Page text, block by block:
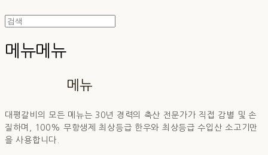
메뉴메뉴
메뉴
대평갈비의 모든 메뉴는 30년 경력의 축산 전문가가 직접 감별 및 손
질하며, 100% 무항생제 최상등급 한우와 최상등급 수입산 소고기만
을 사용합니다.